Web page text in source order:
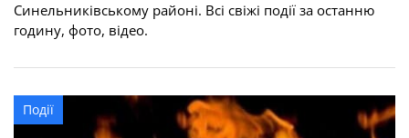
Синельниківському районі. Всі свіжі події за останню
годину, фото, відео.
Події